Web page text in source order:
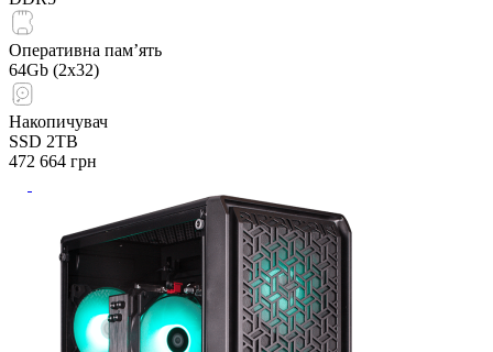
Оперативна пам’ять
64Gb (2x32)
Накопичувач
SSD 2TB
472 664 грн